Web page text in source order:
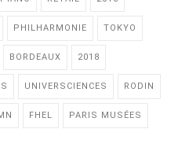
PHILHARMONIE TOKYO
BORDEAUX 2018
UNIVERSCIENCES RODIN
FHEL PARIS MUSÉES